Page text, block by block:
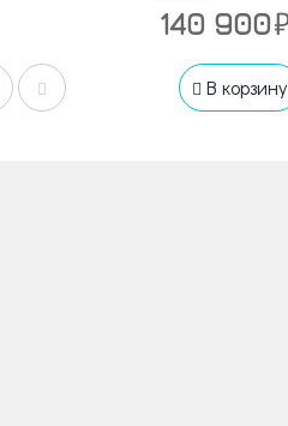
140 900
В корзину